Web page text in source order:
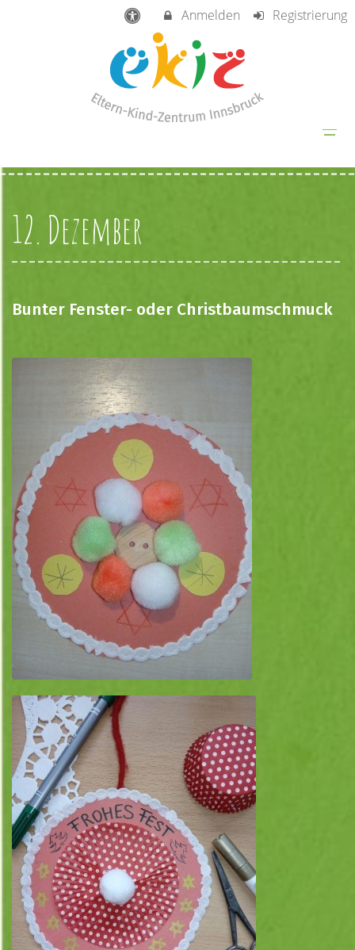
Anmelden Registrierung
12. Dezember
Bunter Fenster- oder Christbaumschmuck